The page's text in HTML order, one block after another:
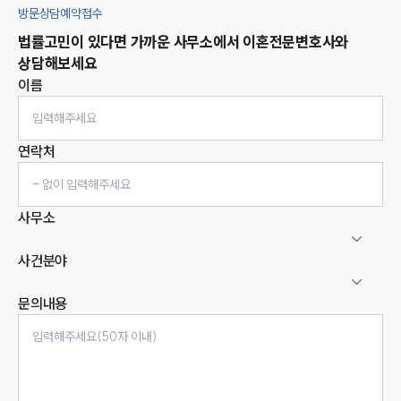
방문상담예약접수
법률고민이 있다면 가까운 사무소에서 이혼전문변호사와
상담해보세요
이름
연락처
사무소
사건분야
문의내용